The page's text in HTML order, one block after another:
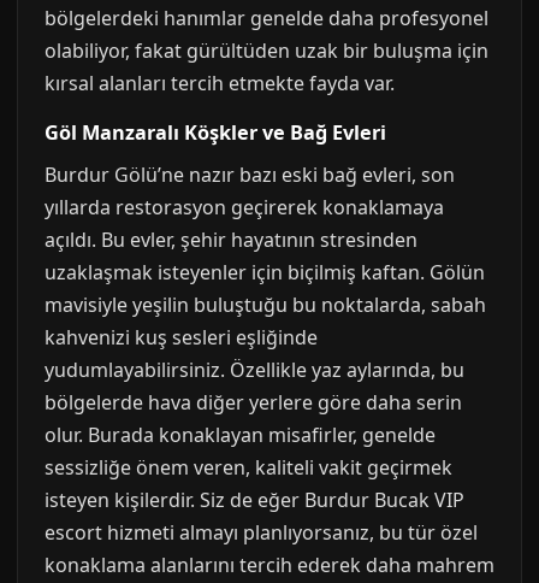
bölgelerdeki hanımlar genelde daha profesyonel
olabiliyor, fakat gürültüden uzak bir buluşma için
kırsal alanları tercih etmekte fayda var.
Göl Manzaralı Köşkler ve Bağ Evleri
Burdur Gölü’ne nazır bazı eski bağ evleri, son
yıllarda restorasyon geçirerek konaklamaya
açıldı. Bu evler, şehir hayatının stresinden
uzaklaşmak isteyenler için biçilmiş kaftan. Gölün
mavisiyle yeşilin buluştuğu bu noktalarda, sabah
kahvenizi kuş sesleri eşliğinde
yudumlayabilirsiniz. Özellikle yaz aylarında, bu
bölgelerde hava diğer yerlere göre daha serin
olur. Burada konaklayan misafirler, genelde
sessizliğe önem veren, kaliteli vakit geçirmek
isteyen kişilerdir. Siz de eğer Burdur Bucak VIP
escort hizmeti almayı planlıyorsanız, bu tür özel
konaklama alanlarını tercih ederek daha mahrem